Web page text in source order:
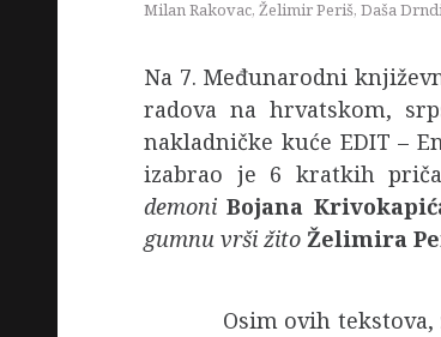
Milan Rakovac, Želimir Periš, Daša
Na 7. Međunarodni
radova na hrvatskom,
nakladničke kuće EDIT –
izabrao je 6 kratkih
demoni Bojana
gumnu vrši žito Želimira
Osim ovih tekstova, za